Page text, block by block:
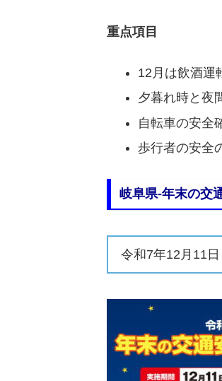
重点項目
12月は飲酒運
夕暮れ時と夜
自転車の安全
歩行者の安全
岐阜県-年末の交
令和7年12月11日